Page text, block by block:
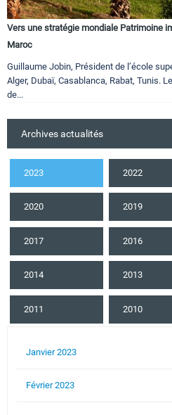
Vers une stratégie mondiale Patrimoine
Maroc
Guillaume Jobin, Président de l’école
Alger, Dubaï, Casablanca, Rabat, Tunis.
de...
Archives actualités
2023 2022
2020 2019
2017 2016
2014 2013
2011 2010
Janvier 2023
Février 2023